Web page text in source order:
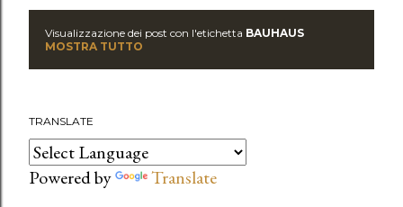
s
t
Visualizzazione dei post con l'etichetta BAUHAUS
MOSTRA TUTTO
TRANSLATE
Powered by Translate